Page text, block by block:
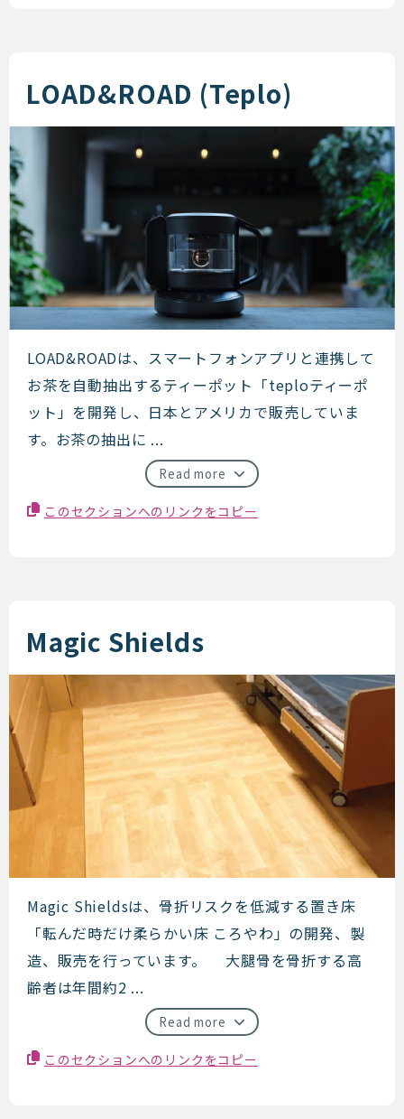
LOAD&ROAD (Teplo)
LOAD&ROAD (Teplo)
LOAD&ROADは、スマートフォンアプリと連携して
お茶を自動抽出するティーポット「teploティーポ
ット」を開発し、日本とアメリカで販売していま
す。お茶の抽出に ...
Read more
このセクションへのリンクをコピー
Magic Shields
Magic Shields
Magic Shieldsは、骨折リスクを低減する置き床
「転んだ時だけ柔らかい床 ころやわ」の開発、製
造、販売を行っています。 大腿骨を骨折する高
齢者は年間約2 ...
Read more
このセクションへのリンクをコピー